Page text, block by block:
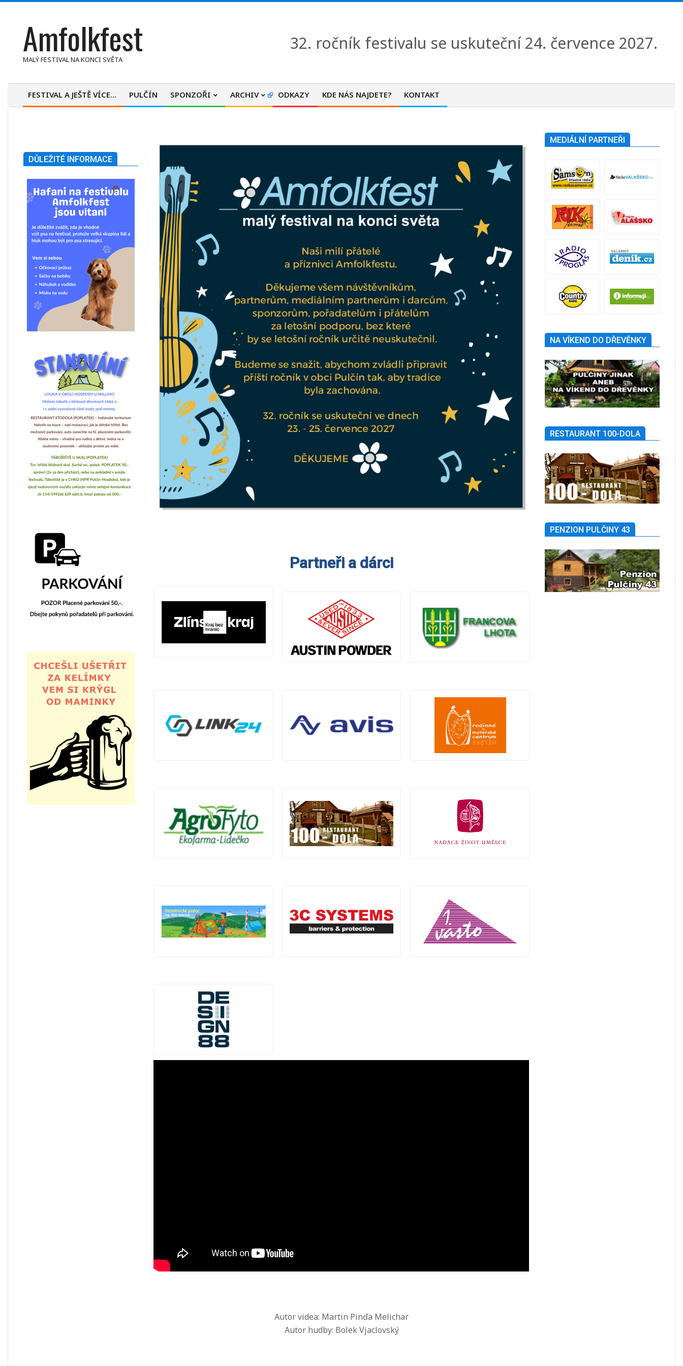
contentAmfolkfest
MALÝ FESTIVAL NA KONCI SVĚTA
32. ročník festivalu se uskuteční 24. července 2027.
Primary
FESTIVAL A JEŠTĚ VÍCE… PULČÍN SPONZOŘI ARCHIV ODKAZY KDE NÁS NAJDETE? KONTAKT
Partneři a dárci
Autor videa: Martin Pinďa Melichar
Autor hudby: Bolek Vjaclovský
DŮLEŽITÉ INFORMACE
MEDIÁLNÍ PARTNEŘI
NA VÍKEND DO DŘEVĚNKY
RESTAURANT 100-DOLA
PENZION PULČINY 43